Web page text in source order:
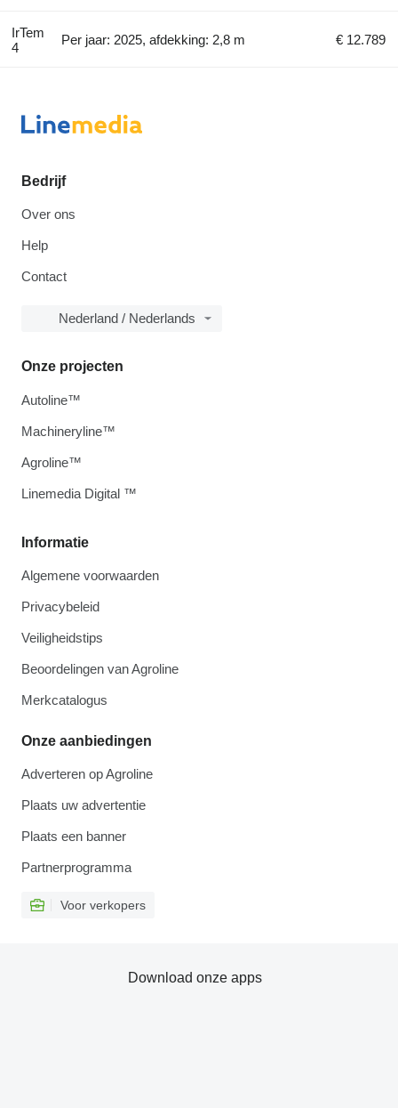
IrTem
4
Per jaar: 2025, afdekking: 2,8 m € 12.789
Bedrijf
Over ons
Help
Contact
Nederland / Nederlands
Informatie
Algemene voorwaarden
Privacybeleid
Veiligheidstips
Beoordelingen van Agroline
Merkcatalogus
Onze aanbiedingen
Adverteren op Agroline
Plaats uw advertentie
Plaats een banner
Partnerprogramma
Voor verkopers
Onze projecten
Autoline™
Machineryline™
Agroline™
Linemedia Digital ™
Download onze apps